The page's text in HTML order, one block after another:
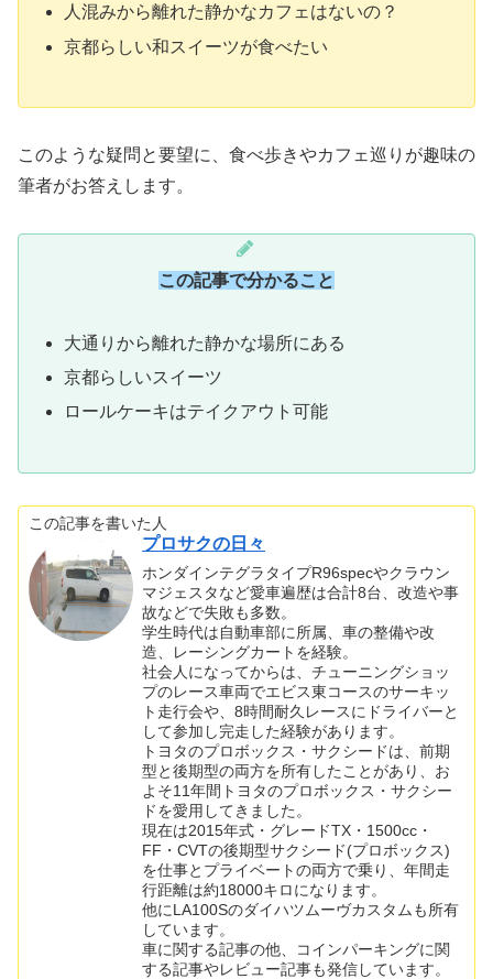
人混みから離れた静かなカフェはないの？
京都らしい和スイーツが食べたい
このような疑問と要望に、食べ歩きやカフェ巡りが趣味の
筆者がお答えします。
この記事で分かること
大通りから離れた静かな場所にある
京都らしいスイーツ
ロールケーキはテイクアウト可能
この記事を書いた人
プロサクの日々
ホンダインテグラタイプR96specやクラウン
マジェスタなど愛車遍歴は合計8台、改造や事
故などで失敗も多数。
学生時代は自動車部に所属、車の整備や改
造、レーシングカートを経験。
社会人になってからは、チューニングショッ
プのレース車両でエビス東コースのサーキッ
ト走行会や、8時間耐久レースにドライバーと
して参加し完走した経験があります。
トヨタのプロボックス・サクシードは、前期
型と後期型の両方を所有したことがあり、お
よそ11年間トヨタのプロボックス・サクシー
ドを愛用してきました。
現在は2015年式・グレードTX・1500cc・
FF・CVTの後期型サクシード(プロボックス)
を仕事とプライベートの両方で乗り、年間走
行距離は約18000キロになります。
他にLA100Sのダイハツムーヴカスタムも所有
しています。
車に関する記事の他、コインパーキングに関
する記事やレビュー記事も発信しています。